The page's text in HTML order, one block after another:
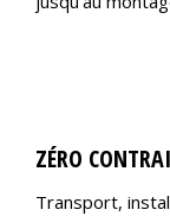
ZÉRO
Transport,